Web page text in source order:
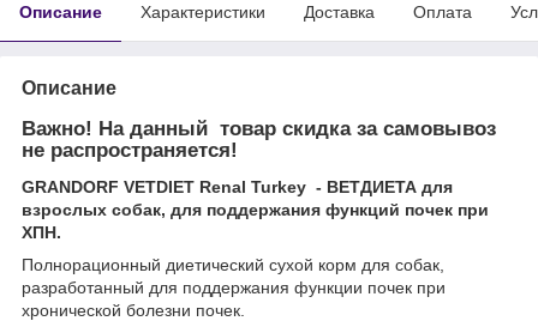
Описание Характеристики Доставка Оплата
Описание
Важно! На данный товар скидка за самовывоз
не распространяется!
GRANDORF VETDIET Renal Turkey - ВЕТДИЕТА для
взрослых собак, для поддержания функций почек при
ХПН.
Полнорационный диетический сухой корм для собак,
разработанный для поддержания функции почек при
хронической болезни почек.